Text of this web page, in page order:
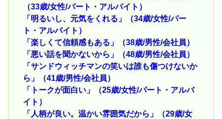
（33歳/女性/パート・アルバイト）
「明るいし、元気をくれる」（34歳/女性/パー
ト・アルバイト）
「楽しくて信頼感もある」（38歳/男性/会社員）
「悪い話を聞かないから」（48歳/男性/会社員）
「サンドウィッチマンの笑いは誰も傷つけないか
ら」（41歳/男性/会社員）
「トークが面白い」（25歳/女性/パート・アルバ
イト）
「人柄が良い。温かい雰囲気だから」（29歳/女